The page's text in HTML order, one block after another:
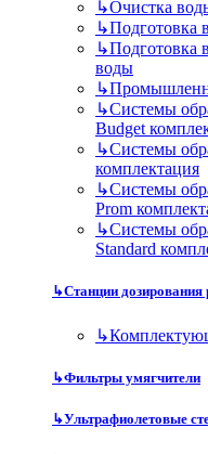
↳Очистка
↳Подготовка
↳Подготовка
воды
↳
↳Системы
Budget
↳Системы
комплектация
↳Системы
Prom
↳Системы
Standard
↳Станции дозирования
↳
↳Фильтры умягчители
↳Ультрафиолетовые